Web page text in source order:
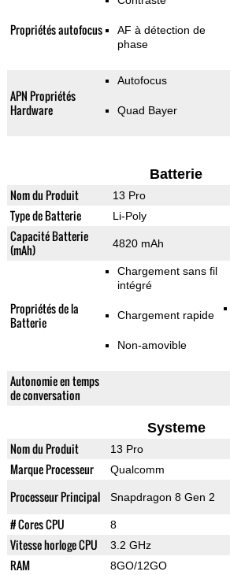
Propriétés autofocus
AF à détection de
phase
APN Propriétés
Hardware
Autofocus
Quad Bayer
Batterie
Nom du Produit 13 Pro
Type de Batterie Li-Poly
Capacité Batterie
(mAh)
4820 mAh
Propriétés de la
Batterie
Chargement sans fil
intégré
Chargement rapide
Non-amovible
Autonomie en temps
de conversation
Systeme
Nom du Produit 13 Pro
Marque Processeur Qualcomm
Processeur Principal Snapdragon 8 Gen 2
# Cores CPU 8
Vitesse horloge CPU 3.2 GHz
RAM 8GO/12GO